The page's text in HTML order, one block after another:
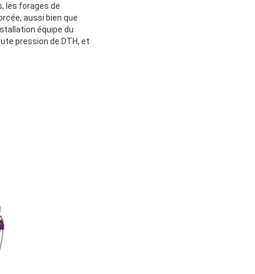
les forages de
aussi bien que
équipe du
pression de DTH, et